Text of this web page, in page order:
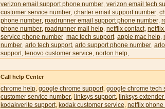
verizon email support phone number verizon email tech
customer service number charter email support number
phone number roadrunner email support phone number
phone number roadrunner mail help netflix contact,
service phone number mac tech support, apple mac help
number arlo tech support, arlo support phone number
support, lenovo customer service norton help
Call help Center
chrome help google chrome support google chrome tech
customer service number
linksys support linksys
kodakverite support kodak customer service netflix phone